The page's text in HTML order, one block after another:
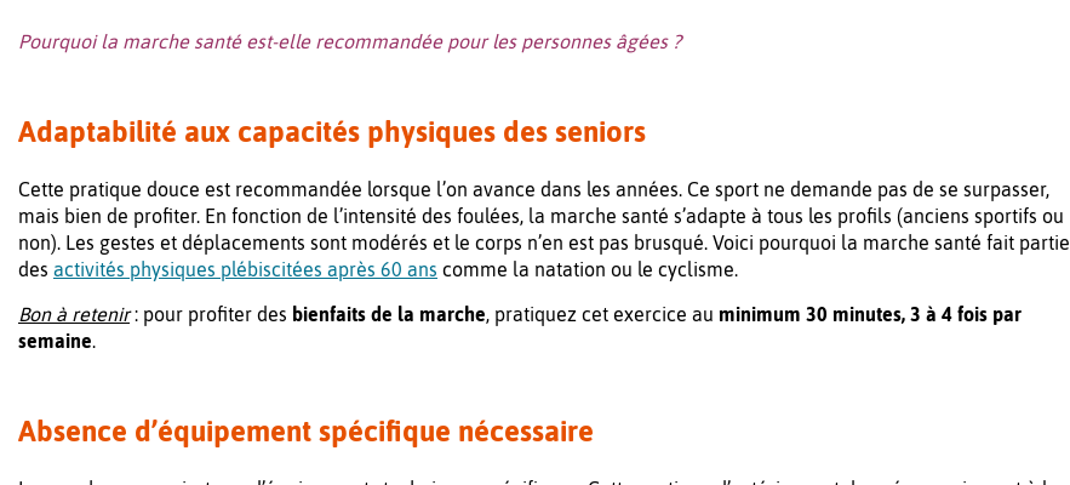
Pourquoi la marche santé est-elle recommandée pour les personnes âgées ?
Adaptabilité aux capacités physiques des seniors
Cette pratique douce est recommandée lorsque l’on avance dans les années. Ce sport ne demande pas de se surpasser,
mais bien de profiter. En fonction de l’intensité des foulées, la marche santé s’adapte à tous les profils (anciens sportifs ou
non). Les gestes et déplacements sont modérés et le corps n’en est pas brusqué. Voici pourquoi la marche santé fait partie
des activités physiques plébiscitées après 60 ans comme la natation ou le cyclisme.
Bon à retenir: pour profiter des bienfaits de la marche, pratiquez cet exercice au minimum 30 minutes, 3 à 4 fois par
semaine.
Absence d’équipement spécifique nécessaire